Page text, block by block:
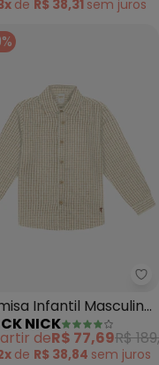
de R$ 38,31 sem juros
Infantil Menino
Infantil Masculina
Longa (Bege)
NICK
deR$ 77,69R$
de R$ 38,84 sem juros